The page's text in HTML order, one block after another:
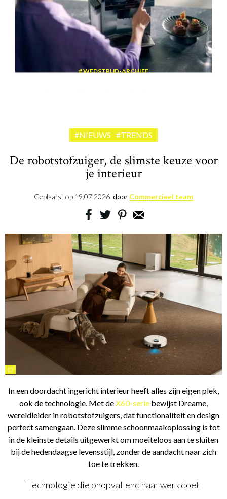
WEDSTRIJD-ARCHIEF
#NIEUWS #TRENDS
De robotstofzuiger, de slimste keuze voor
je interieur
Geplaatst op 19.07.2026 door Commercieel team
©
In een doordacht ingericht interieur heeft alles zijn eigen plek,
ook de technologie. Met deX60-serie bewijst Dreame,
wereldleider in robotstofzuigers, dat functionaliteit en design
perfect samengaan. Deze slimme schoonmaakoplossing is tot
in de kleinste details uitgewerkt om moeiteloos aan te sluiten
bij de hedendaagse levensstijl, zonder de aandacht naar zich
toe te trekken.
Technologie die onopvallend haar werk doet